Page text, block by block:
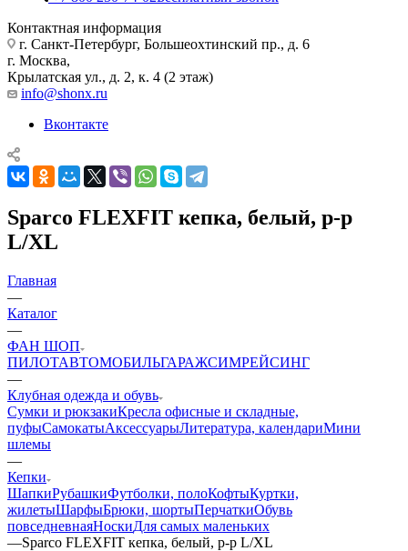
Контактная информация
г. Санкт-Петербург, Большеохтинский пр., д. 6
г. Москва,
Крылатская ул., д. 2, к. 4 (2 этаж)
info@shonx.ru
Вконтакте
Sparco FLEXFIT кепка, белый, р-р
L/XL
Главная
—
Каталог
—
ФАН ШОП
ПИЛОТАВТОМОБИЛЬГАРАЖСИМРЕЙСИНГ
—
Клубная одежда и обувь
Сумки и рюкзакиКресла офисные и складные,
пуфыСамокатыАксессуарыЛитература, календариМини
шлемы
—
Кепки
ШапкиРубашкиФутболки, полоКофтыКуртки,
жилетыШарфыБрюки, шортыПерчаткиОбувь
повседневнаяНоскиДля самых маленьких
—Sparco FLEXFIT кепка, белый, р-р L/XL